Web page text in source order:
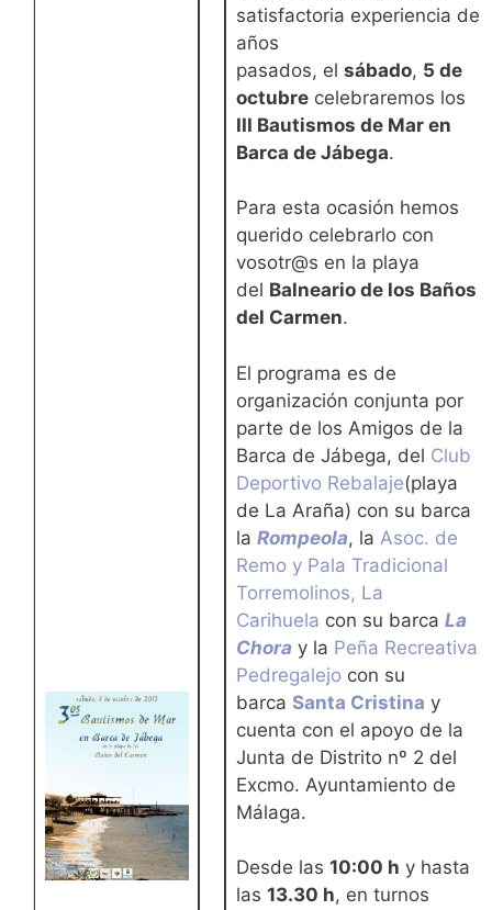
satisfactoria experiencia de
años
pasados, el sábado, 5 de
octubrecelebraremos los
III Bautismos de Mar en
Barca de Jábega.
Para esta ocasión hemos
querido celebrarlo con
vosotr@s en la playa
del Balneario de los Baños
del Carmen.
El programa es de
organización conjunta por
parte de los Amigos de la
Barca de Jábega, del Club
Deportivo Rebalaje(playa
de La Araña) con su barca
la Rompeola, la Asoc. de
Remo y Pala Tradicional
Torremolinos, La
Carihuela con su barca La
Chora y la Peña Recreativa
Pedregalejocon su
barca Santa Cristina y
cuenta con el apoyo de la
Junta de Distrito nº 2 del
Excmo. Ayuntamiento de
Málaga.
Desde las 10:00 h y hasta
las 13.30 h, en turnos